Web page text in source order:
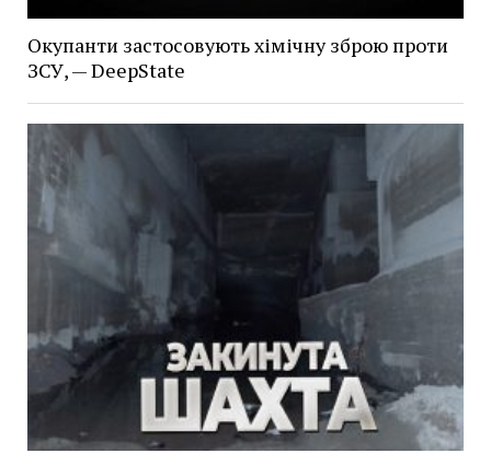
Окупанти застосовують хімічну зброю проти
ЗСУ, — DeepState